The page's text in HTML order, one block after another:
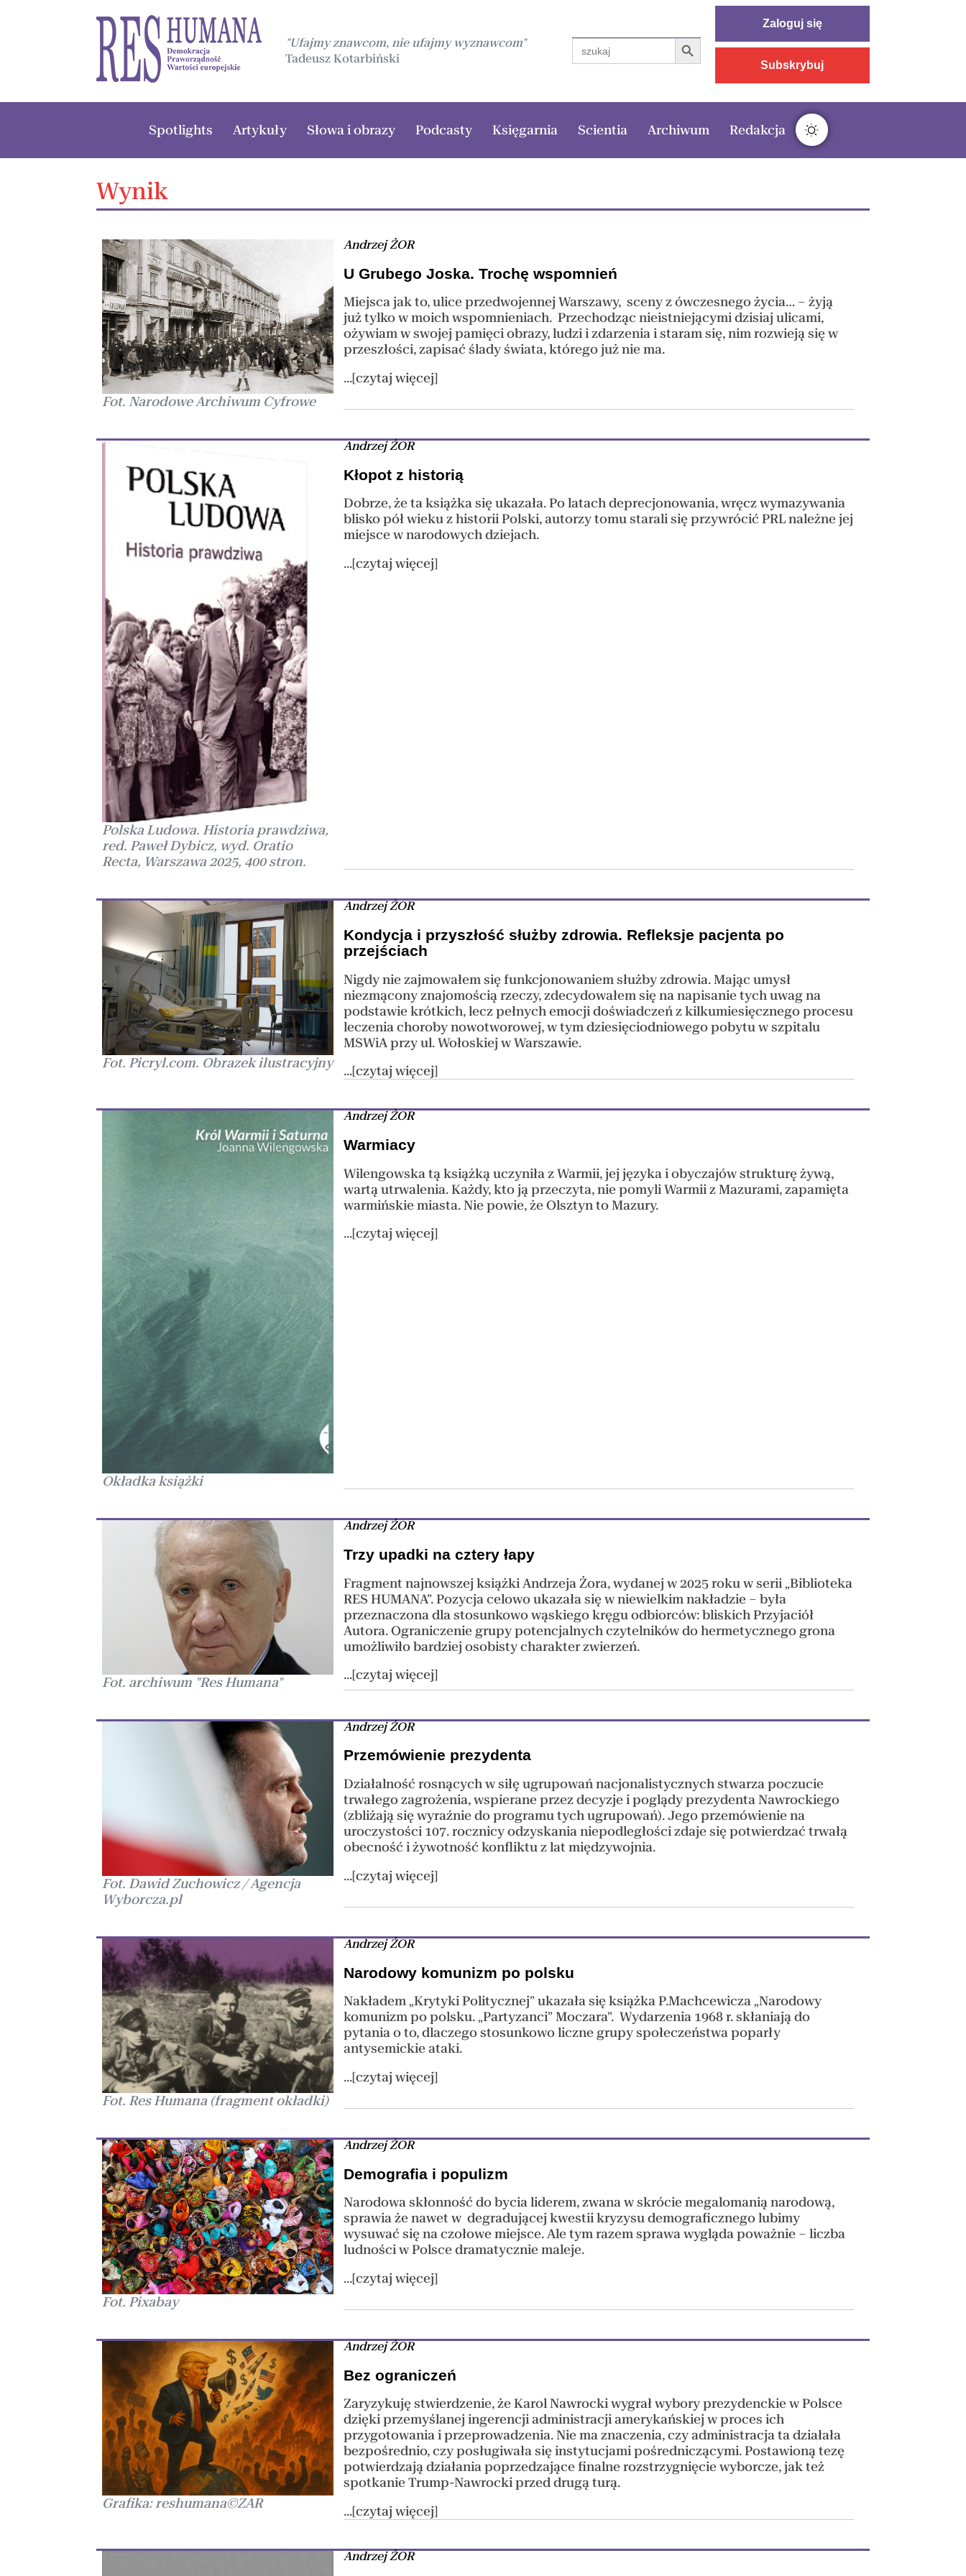
"Ufajmy znawcom, nie ufajmy wyznawcom"
Tadeusz Kotarbiński
Search
for:
Search Button
Zaloguj się
Subskrybuj
Spotlights Artykuły Słowa i obrazy Podcasty Księgarnia Scientia Archiwum Redakcja
Wynik
Fot. Narodowe Archiwum Cyfrowe
Andrzej ŻOR
U Grubego Joska. Trochę wspomnień
Miejsca jak to, ulice przedwojennej Warszawy, sceny z ówczesnego życia… – żyją
już tylko w moich wspomnieniach. Przechodząc nieistniejącymi dzisiaj ulicami,
ożywiam w swojej pamięci obrazy, ludzi i zdarzenia i staram się, nim rozwieją się w
przeszłości, zapisać ślady świata, którego już nie ma.
...[czytaj więcej]
Polska Ludowa. Historia prawdziwa,
red. Paweł Dybicz, wyd. Oratio
Recta, Warszawa 2025, 400 stron.
Andrzej ŻOR
Kłopot z historią
Dobrze, że ta książka się ukazała. Po latach deprecjonowania, wręcz wymazywania
blisko pół wieku z historii Polski, autorzy tomu starali się przywrócić PRL należne jej
miejsce w narodowych dziejach.
...[czytaj więcej]
Fot. Picryl.com. Obrazek ilustracyjny
Andrzej ŻOR
Kondycja i przyszłość służby zdrowia. Refleksje pacjenta po
przejściach
Nigdy nie zajmowałem się funkcjonowaniem służby zdrowia. Mając umysł
niezmącony znajomością rzeczy, zdecydowałem się na napisanie tych uwag na
podstawie krótkich, lecz pełnych emocji doświadczeń z kilkumiesięcznego procesu
leczenia choroby nowotworowej, w tym dziesięciodniowego pobytu w szpitalu
MSWiA przy ul. Wołoskiej w Warszawie.
...[czytaj więcej]
Okładka książki
Andrzej ŻOR
Warmiacy
Wilengowska tą książką uczyniła z Warmii, jej języka i obyczajów strukturę żywą,
wartą utrwalenia. Każdy, kto ją przeczyta, nie pomyli Warmii z Mazurami, zapamięta
warmińskie miasta. Nie powie, że Olsztyn to Mazury.
...[czytaj więcej]
Fot. archiwum "Res Humana"
Andrzej ŻOR
Trzy upadki na cztery łapy
Fragment najnowszej książki Andrzeja Żora, wydanej w 2025 roku w serii „Biblioteka
RES HUMANA”. Pozycja celowo ukazała się w niewielkim nakładzie – była
przeznaczona dla stosunkowo wąskiego kręgu odbiorców: bliskich Przyjaciół
Autora. Ograniczenie grupy potencjalnych czytelników do hermetycznego grona
umożliwiło bardziej osobisty charakter zwierzeń.
...[czytaj więcej]
Fot. Dawid Zuchowicz / Agencja
Wyborcza.pl
Andrzej ŻOR
Przemówienie prezydenta
Działalność rosnących w siłę ugrupowań nacjonalistycznych stwarza poczucie
trwałego zagrożenia, wspierane przez decyzje i poglądy prezydenta Nawrockiego
(zbliżają się wyraźnie do programu tych ugrupowań). Jego przemówienie na
uroczystości 107. rocznicy odzyskania niepodległości zdaje się potwierdzać trwałą
obecność i żywotność konfliktu z lat międzywojnia.
...[czytaj więcej]
Fot. Res Humana (fragment okładki)
Andrzej ŻOR
Narodowy komunizm po polsku
Nakładem „Krytyki Politycznej” ukazała się książka P.Machcewicza „Narodowy
komunizm po polsku. „Partyzanci” Moczara”. Wydarzenia 1968 r. skłaniają do
pytania o to, dlaczego stosunkowo liczne grupy społeczeństwa poparły
antysemickie ataki.
...[czytaj więcej]
Fot. Pixabay
Andrzej ŻOR
Demografia i populizm
Narodowa skłonność do bycia liderem, zwana w skrócie megalomanią narodową,
sprawia że nawet w degradującej kwestii kryzysu demograficznego lubimy
wysuwać się na czołowe miejsce. Ale tym razem sprawa wygląda poważnie – liczba
ludności w Polsce dramatycznie maleje.
...[czytaj więcej]
Grafika: reshumana©ZAR
Andrzej ŻOR
Bez ograniczeń
Zaryzykuję stwierdzenie, że Karol Nawrocki wygrał wybory prezydenckie w Polsce
dzięki przemyślanej ingerencji administracji amerykańskiej w proces ich
przygotowania i przeprowadzenia. Nie ma znaczenia, czy administracja ta działała
bezpośrednio, czy posługiwała się instytucjami pośredniczącymi. Postawioną tezę
potwierdzają działania poprzedzające finalne rozstrzygnięcie wyborcze, jak też
spotkanie Trump-Nawrocki przed drugą turą.
...[czytaj więcej]
Andrzej ŻOR